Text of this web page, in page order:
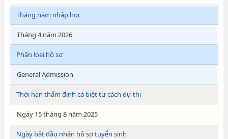
Tháng năm nhập học
Tháng 4 năm 2026
Phân loại hồ sơ
General Admission
Thời hạn thẩm định cá biệt tư cách dự thi
Ngày 15 tháng 8 năm 2025
Ngày bắt đầu nhận hồ sơ tuyển sinh